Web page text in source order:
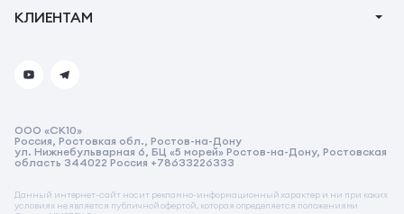
Акции
Ипотека
КЛИЕНТАМ
Контакты
Реквизиты СК10
Реквизиты на услугу бронирования
ООО «СК10»
Россия, Ростовкая обл., Ростов-на-Дону
ул. Нижнебульварная 6, БЦ «5 морей» Ростов-на-Дону, Ростовская
область 344022 Россия +78633226333
Данный интернет-сайт носит рекламно-информационный характер и ни при каких
условиях не является публичной офертой, которая определяется положениями